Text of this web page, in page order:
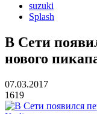
suzuki
Splash
В Сети
нового
07.03.2017
1619